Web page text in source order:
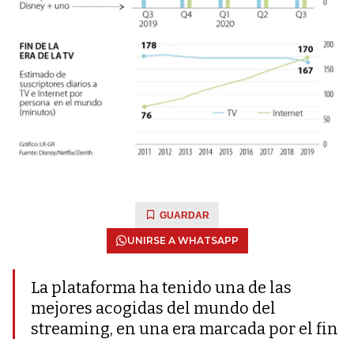
GUARDAR
UNIRSE A WHATSAPP
La plataforma ha tenido una de las
mejores acogidas del mundo del
streaming, en una era marcada por el fin